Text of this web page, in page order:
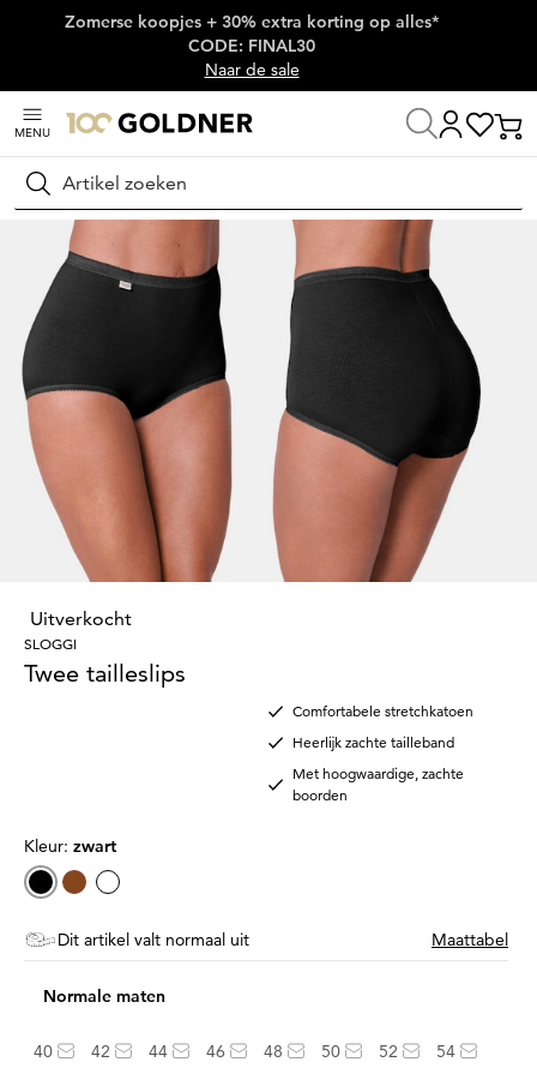
Skip naar hoofdinhoud
Zomerse koopjes + 30% extra korting op alles*
CODE: FINAL30
Naar de sale
MENU
Zoeken
Home Lingerie & badmode
Uitverkocht
SLOGGI
Twee tailleslips
Comfortabele stretchkatoen
Heerlijk zachte tailleband
Met hoogwaardige, zachte
boorden
Kleur: zwart
Dit artikel valt normaal uit Maattabel
Normale maten
40 42 44 46 48 50 52
54